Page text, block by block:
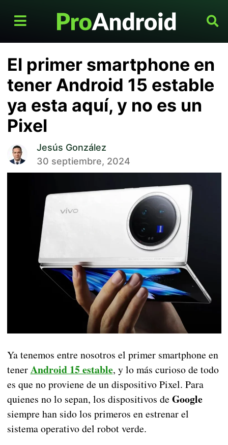
El primer smartphone en
tener Android 15 estable
ya esta aquí, y no es un
Pixel
Jesús González
30 septiembre, 2024
Ya tenemos entre nosotros el primer smartphone en
tenerAndroid 15 estable, y lo más curioso de todo
es que no proviene de un dispositivo Pixel. Para
quienes no lo sepan, los dispositivos de Google
siempre han sido los primeros en estrenar el
sistema operativo del robot verde.